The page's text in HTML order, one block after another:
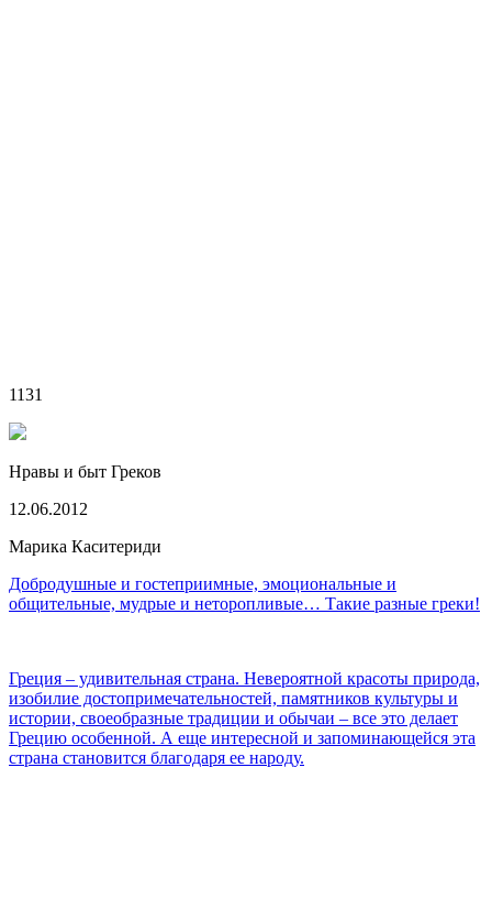
1131
Нравы и быт Греков
12.06.2012
Марика Каситериди
Добродушные и гостеприимные, эмоциональные и
общительные, мудрые и неторопливые… Такие разные греки!
Греция – удивительная страна. Невероятной красоты природа,
изобилие достопримечательностей, памятников культуры и
истории, своеобразные традиции и обычаи – все это делает
Грецию особенной. А еще интересной и запоминающейся эта
страна становится благодаря ее народу.